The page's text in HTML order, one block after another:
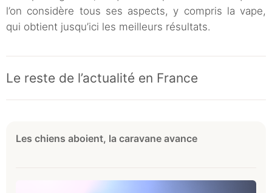
l’on considère tous ses aspects, y compris la vape,
qui obtient jusqu’ici les meilleurs résultats.
Le reste de l’actualité en France
Les chiens aboient, la caravane avance